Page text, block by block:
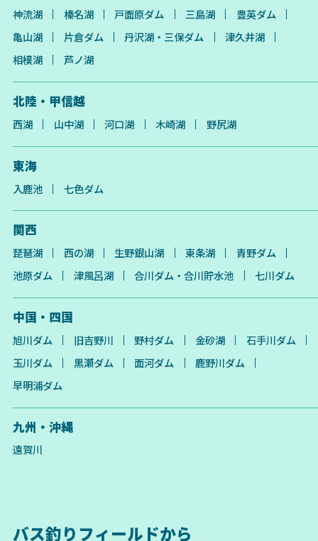
神流湖
榛名湖 戸面原ダム 三島湖
豊英ダム
亀山湖
片倉ダム 丹沢湖・三保ダム
津久井湖
相模湖
芦ノ湖
北陸・甲信越
西湖 山中湖 河口湖 木崎湖 野尻湖
東海
入鹿池 七色ダム
関西
琵琶湖 西の湖 生野銀山湖 東条湖
青野ダム
池原ダム
津風呂湖 合川ダム・合川貯水池 七川ダム
中国・四国
旭川ダム 旧吉野川 野村ダム 金砂湖
石手川ダム
玉川ダム
黒瀬ダム 面河ダム
鹿野川ダム
早明浦ダム
九州・沖縄
遠賀川
バス釣りフィールドから